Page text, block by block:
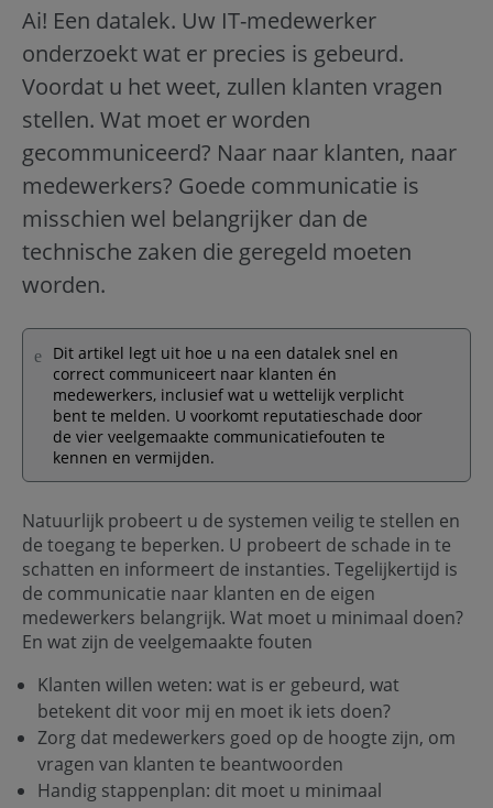
Ai! Een datalek. Uw IT-medewerker
onderzoekt wat er precies is gebeurd.
Voordat u het weet, zullen klanten vragen
stellen. Wat moet er worden
gecommuniceerd? Naar naar klanten, naar
medewerkers? Goede communicatie is
misschien wel belangrijker dan de
technische zaken die geregeld moeten
worden.
Dit artikel legt uit hoe u na een datalek snel en
correct communiceert naar klanten én
medewerkers, inclusief wat u wettelijk verplicht
bent te melden. U voorkomt reputatieschade door
de vier veelgemaakte communicatiefouten te
kennen en vermijden.
Natuurlijk probeert u de systemen veilig te stellen en
de toegang te beperken. U probeert de schade in te
schatten en informeert de instanties. Tegelijkertijd is
de communicatie naar klanten en de eigen
medewerkers belangrijk. Wat moet u minimaal doen?
En wat zijn de veelgemaakte fouten
Klanten willen weten: wat is er gebeurd, wat
betekent dit voor mij en moet ik iets doen?
Zorg dat medewerkers goed op de hoogte zijn, om
vragen van klanten te beantwoorden
Handig stappenplan: dit moet u minimaal